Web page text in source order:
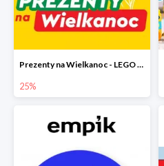
Prezenty na Wielkanoc - LEGO w Empiku do -25%
25%